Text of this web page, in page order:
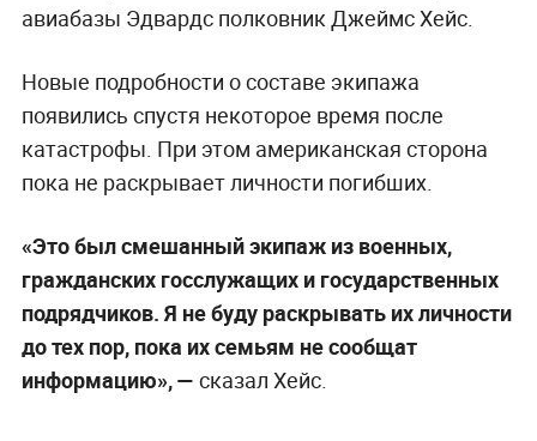
авиабазы Эдвардс полковник Джеймс Хейс.
Новые подробности о составе экипажа
появились спустя некоторое время после
катастрофы. При этом американская сторона
пока не раскрывает личности погибших.
«Это был смешанный экипаж из военных,
гражданских госслужащих и государственных
подрядчиков. Я не буду раскрывать их личности
до тех пор, пока их семьям не сообщат
информацию», — сказал Хейс.